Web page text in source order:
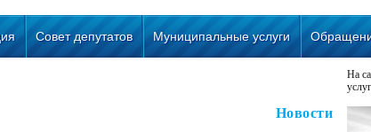
Совет депутатов Муниципальные услуги
Новости
На